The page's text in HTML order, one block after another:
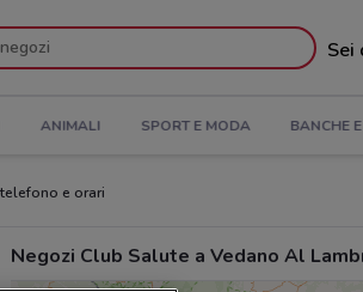
Sei
ANIMALI SPORT E MODA BANCHE
e orari
Negozi Club Salute a Vedano Al